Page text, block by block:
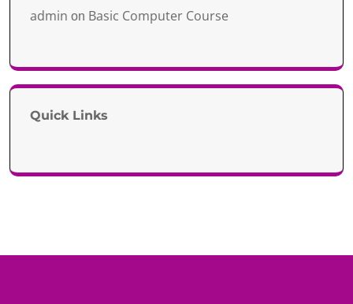
admin on Basic Computer Course
Quick Links